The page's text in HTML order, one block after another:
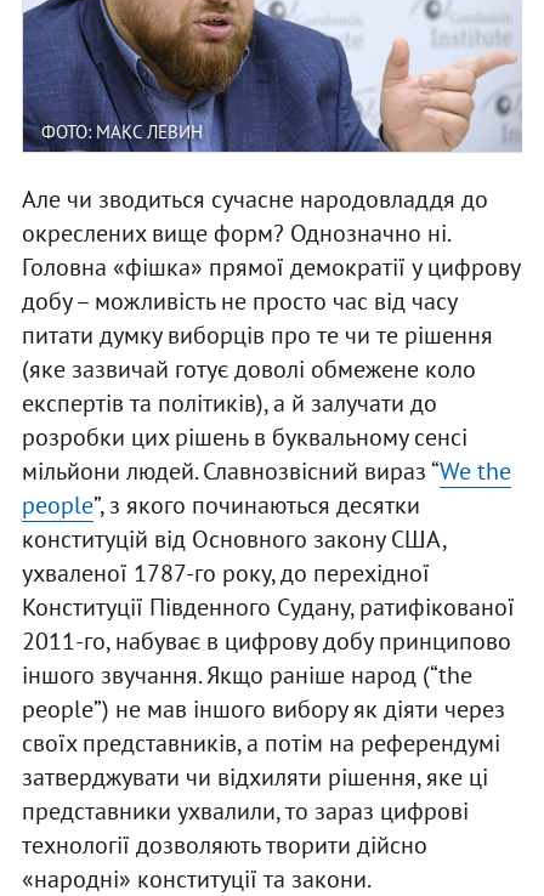
ФОТО: МАКС ЛЕВИН
Але чи зводиться сучасне народовладдя до
окреслених вище форм? Однозначно ні.
Головна «фішка» прямої демократії у цифрову
добу – можливість не просто час від часу
питати думку виборців про те чи те рішення
(яке зазвичай готує доволі обмежене коло
експертів та політиків), а й залучати до
розробки цих рішень в буквальному сенсі
мільйони людей. Славнозвісний вираз “We the
people”, з якого починаються десятки
конституцій від Основного закону США,
ухваленої 1787-го року, до перехідної
Конституції Південного Судану, ратифікованої
2011-го, набуває в цифрову добу принципово
іншого звучання. Якщо раніше народ (“the
people”) не мав іншого вибору як діяти через
своїх представників, а потім на референдумі
затверджувати чи відхиляти рішення, яке ці
представники ухвалили, то зараз цифрові
технології дозволяють творити дійсно
«народні» конституції та закони.